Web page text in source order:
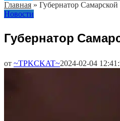
Главная » Губернатор
Новости
Губернатор
от ~TPKCKAT~2024-02-04